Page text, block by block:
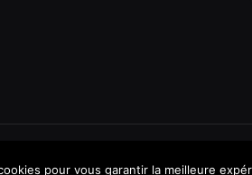
Ardèche Moto Rando.Agence tobecome
pour vous garantir la meilleure